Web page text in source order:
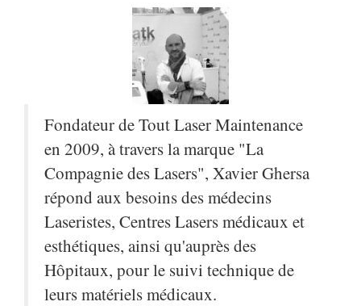
Fondateur de Tout Laser Maintenance
en 2009, à travers la marque "La
Compagnie des Lasers", Xavier Ghersa
répond aux besoins des médecins
Laseristes, Centres Lasers médicaux et
esthétiques, ainsi qu'auprès des
Hôpitaux, pour le suivi technique de
leurs matériels médicaux.